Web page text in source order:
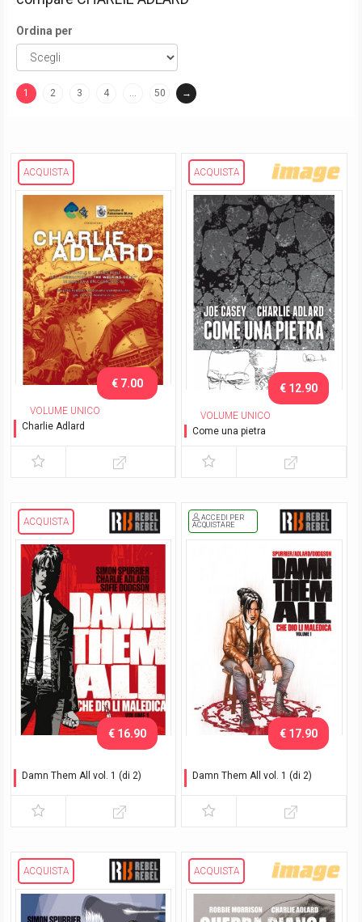
Ordina per
1
2 3 4 … 50 →
ACQUISTA
VOLUME UNICO
Charlie Adlard
Falcomics 2013
€ 7.00
ACQUISTA
VOLUME UNICO
Come una pietra
€ 12.90
ACQUISTA
Damn Them All vol. 1 (di 2)
€ 16.90
ACCEDI PER
ACQUISTARE
Damn Them All vol. 1 (di 2)
€ 17.90
ACQUISTA ACQUISTA